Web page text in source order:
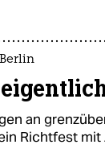
an
Richtfest